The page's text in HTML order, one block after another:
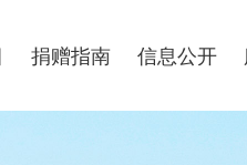
捐赠指南 信息公开